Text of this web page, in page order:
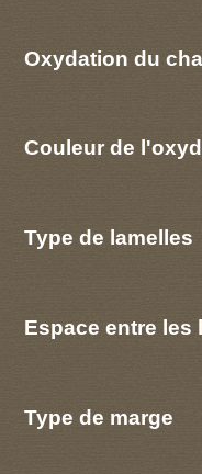
Oxydation du
Couleur de
Type de lamelles
Espace entre les
Type de marge